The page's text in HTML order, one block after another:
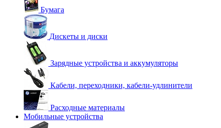
Бумага
Дискеты и диски
Зарядные устройства и аккумуляторы
Кабели, переходники, кабели-удлинители
Расходные материалы
Мобильные устройства